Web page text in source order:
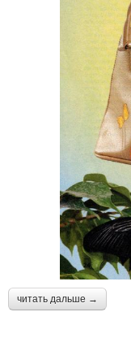
читать дальше →